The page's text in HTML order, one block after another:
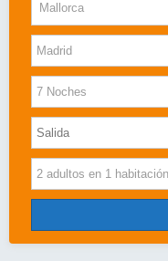
Costas
Islas
Caribe
Bahia Principe
Cruceros
Grandes Viajes
Mallorca